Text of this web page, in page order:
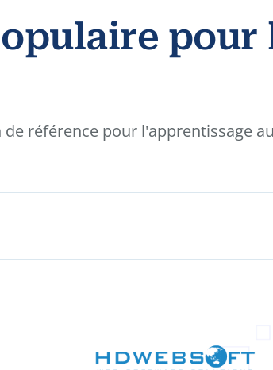
pour
référence pour l'apprentissage